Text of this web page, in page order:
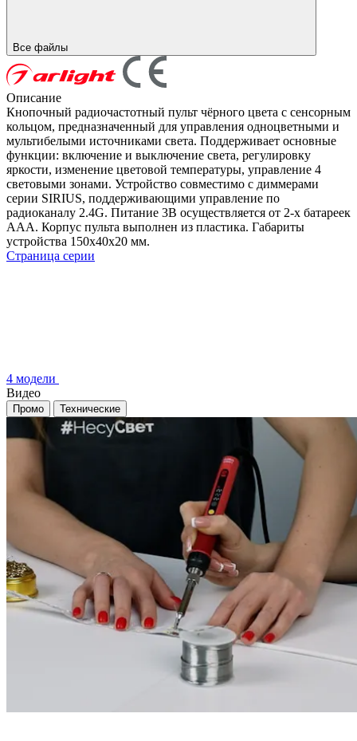
Все файлы
Описание
Кнопочный радиочастотный пульт чёрного цвета с сенсорным
кольцом, предназначенный для управления одноцветными и
мультибелыми источниками света. Поддерживает основные
функции: включение и выключение света, регулировку
яркости, изменение цветовой температуры, управление 4
световыми зонами. Устройство совместимо с диммерами
серии SIRIUS, поддерживающими управление по
радиоканалу 2.4G. Питание 3В осуществляется от 2-х батареек
ААА. Корпус пульта выполнен из пластика. Габариты
устройства 150х40х20 мм.
Страница серии
4 модели
Видео
Промо Технические